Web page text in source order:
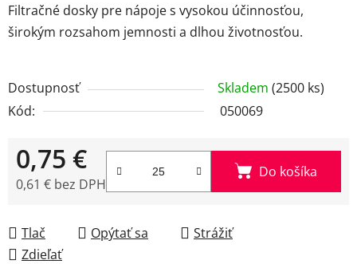
Filtračné dosky pre nápoje s vysokou účinnosťou,
širokým rozsahom jemnosti a dlhou životnosťou.
Dostupnosť Skladem (2500 ks)
Kód:
050069
0,75 €
0,61 € bez DPH
Do košíka
Tlač Opýtať sa
Strážiť
Zdieľať